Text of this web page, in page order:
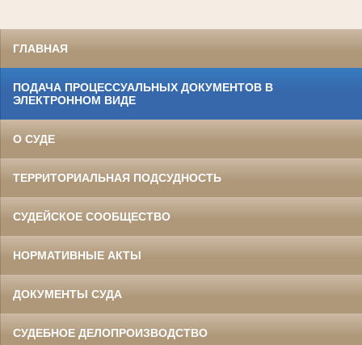
ГЛАВНАЯ
ПОДАЧА ПРОЦЕССУАЛЬНЫХ ДОКУМЕНТОВ В
ЭЛЕКТРОННОМ ВИДЕ
О СУДЕ
ТЕРРИТОРИАЛЬНАЯ ПОДСУДНОСТЬ
СУДЕЙСКОЕ СООБЩЕСТВО
НОРМАТИВНЫЕ АКТЫ
ДОКУМЕНТЫ СУДА
СУДЕБНОЕ ДЕЛОПРОИЗВОДСТВО